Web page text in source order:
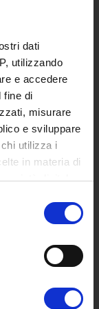
dati
utilizzando
e accedere
fine di
misurare
e sviluppare
utilizza i
in materia di
digitale
in qualsiasi
facendo clic